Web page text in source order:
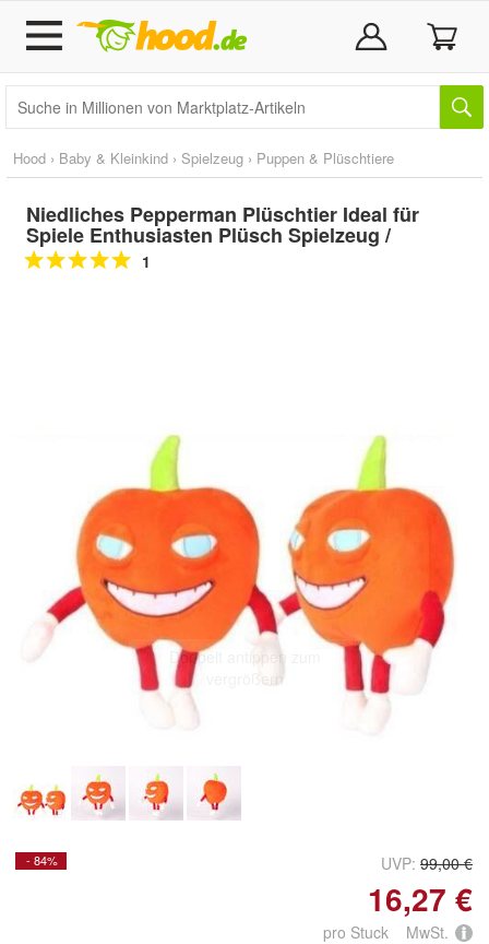
Hood › Baby & Kleinkind › Spielzeug › Puppen & Plüschtiere
Niedliches Pepperman Plüschtier Ideal für
Spiele Enthusiasten Plüsch Spielzeug /
1
Doppelt antippen zum
vergrößern
- 84% UVP: 99,00 €
16,27 €
pro Stuck MwSt.